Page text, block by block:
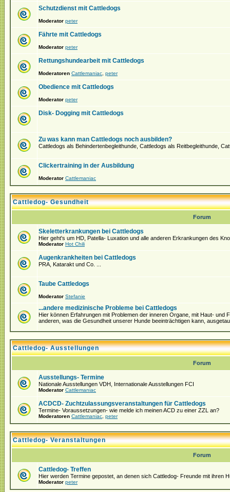
Schutzdienst mit Cattledogs
Moderator peter
Fährte mit Cattledogs
Moderator peter
Rettungshundearbeit mit Cattledogs
Moderatoren Cattlemaniac peter
Obedience mit Cattledogs
Moderator peter
Disk- Dogging mit Cattledogs
Zu was kann man Cattledogs noch ausbilden?
Cattledogs als Behindertenbegleithunde, Cattledogs als Reitbegleithunde,
Clickertraining in der Ausbildung
Moderator Cattlemaniac
Cattledog- Gesundheit
Forum
Skeletterkrankungen bei Cattledogs
Hier geht's um HD, Patella- Luxation und alle anderen Erkrankungen des
Moderator Hot Chili
Augenkrankheiten bei Cattledogs
PRA, Katarakt und Co. ...
Taube Cattledogs
Moderator Stefanie
...andere medizinische Probleme bei Cattledogs
Hier können Erfahrungen mit Problemen der inneren Organe, mit Haut- und
anderen, was die Gesundheit unserer Hunde beeinträchtigen kann,
Cattledog- Ausstellungen
Forum
Ausstellungs- Termine
Nationale Ausstellungen VDH, Internationale Ausstellungen FCI
Moderator Cattlemaniac
ACDCD- Zuchtzulassungsveranstaltungen für Cattledogs
Termine- Voraussetzungen- wie melde ich meinen ACD zu einer ZZL an?
Moderatoren Cattlemaniac peter
Cattledog- Veranstaltungen
Forum
Cattledog- Treffen
Hier werden Termine gepostet, an denen sich Cattledog- Freunde mit ihren
Moderator peter